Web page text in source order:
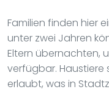
Familien finden hier
unter zwei Jahren
Eltern übernachten,
verfügbar. Haustiere
erlaubt, was in